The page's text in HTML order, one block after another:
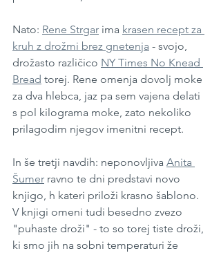
Nato: Rene Strgar ima krasen recept za
kruh z drožmi brez gnetenja - svojo,
drožasto različico NY Times No Knead
Bread torej. Rene omenja dovolj moke
za dva hlebca, jaz pa sem vajena delati
s pol kilograma moke, zato nekoliko
prilagodim njegov imenitni recept.
In še tretji navdih: neponovljiva Anita
Šumer ravno te dni predstavi novo
knjigo, h kateri priloži krasno šablono.
V knjigi omeni tudi besedno zvezo
"puhaste droži" - to so torej tiste droži,
ki smo jih na sobni temperaturi že